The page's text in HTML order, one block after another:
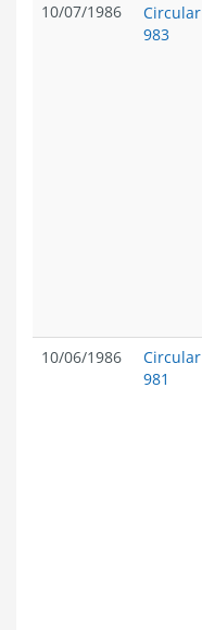
10/07/1986
Circular
983
10/06/1986
Circular
981